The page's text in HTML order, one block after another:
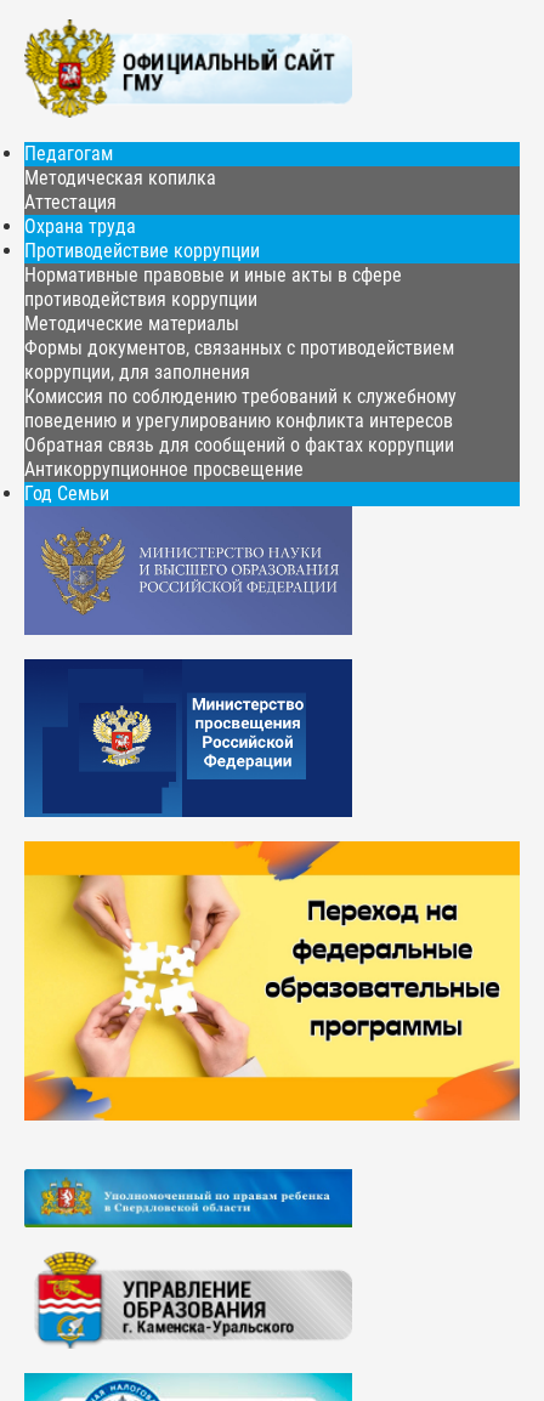
Педагогам
Методическая копилка
Аттестация
Охрана труда
Противодействие коррупции
Нормативные правовые и иные акты в сфере
противодействия коррупции
Методические материалы
Формы документов, связанных с противодействием
коррупции, для заполнения
Комиссия по соблюдению требований к служебному
поведению и урегулированию конфликта интересов
Обратная связь для сообщений о фактах коррупции
Антикоррупционное просвещение
Год Семьи